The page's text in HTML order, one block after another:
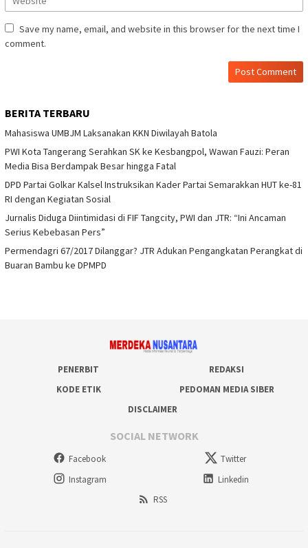
Save my name, email, and website in this browser for the next time I
comment.
BERITA TERBARU
Mahasiswa UMBJM Laksanakan KKN Diwilayah Batola
PWI Kota Tangerang Serahkan SK ke Kesbangpol, Wawan Fauzi: Peran
Media Bisa Berdampak Besar hingga Fatal
DPD Partai Golkar Kalsel Instruksikan Kader Partai Semarakkan HUT ke-81
RI dengan Kegiatan Sosial
Jurnalis Diduga Diintimidasi di FIF Tangcity, PWI dan JTR: “Ini Ancaman
Serius Kebebasan Pers”
Permendagri 67/2017 Dilanggar? JTR Adukan Pengangkatan Perangkat di
Buaran Bambu ke DPMPD
PENERBIT
REDAKSI
KODE ETIK
PEDOMAN MEDIA SIBER
DISCLAIMER
SOCIAL NETWORK
Facebook
Twitter
Instagram
Linkedin
RSS